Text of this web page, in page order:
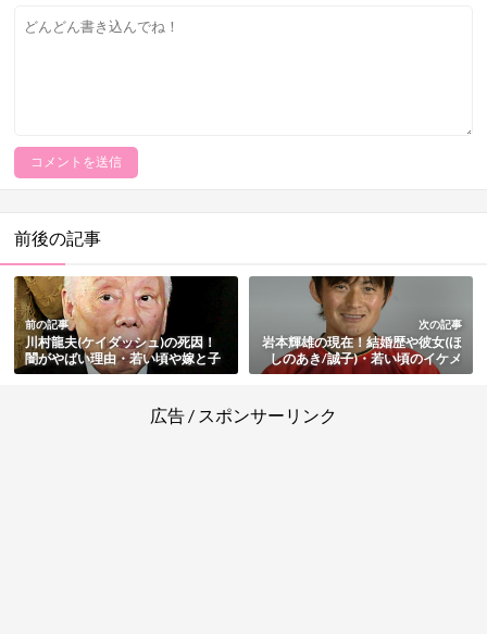
前後の記事
前の記事
川村龍夫(ケイダッシュ)の死因！
闇がやばい理由・若い頃や嫁と子
供・自宅や資産・川田亜子との関
次の記事
岩本輝雄の現在！結婚歴や彼女(ほ
しのあき/誠子)・若い頃のイケメ
ン画像・伝説のフリーキックのま
広告 / スポンサーリンク